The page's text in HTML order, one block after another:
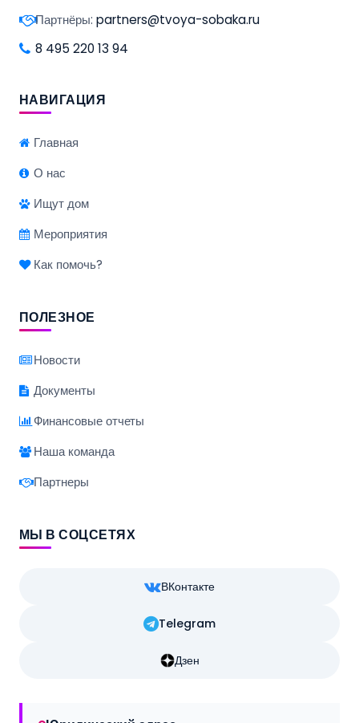
Партнёры: partners@tvoya-sobaka.ru
8 495 220 13 94
НАВИГАЦИЯ
Главная
О нас
Ищут дом
Мероприятия
Как помочь?
ПОЛЕЗНОЕ
Новости
Документы
Финансовые отчеты
Наша команда
Партнеры
МЫ В СОЦСЕТЯХ
ВКонтакте
Telegram
Дзен